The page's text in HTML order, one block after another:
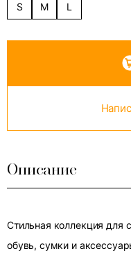
S M L
Описание
Стильная коллекция
обувь, сумки и